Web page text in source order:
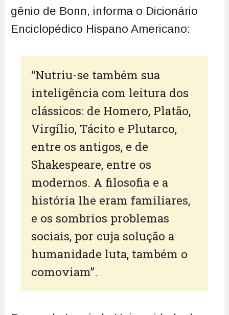
gênio de Bonn, informa o Dicionário
Enciclopédico Hispano Americano:
“Nutriu-se também sua
inteligência com leitura dos
clássicos: de Homero, Platão,
Virgílio, Tácito e Plutarco,
entre os antigos, e de
Shakespeare, entre os
modernos. A filosofia e a
história lhe eram familiares,
e os sombrios problemas
sociais, por cuja solução a
humanidade luta, também o
comoviam”.